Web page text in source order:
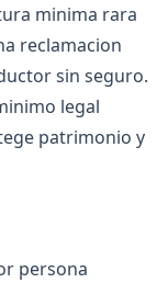
minima rara
reclamacion
sin seguro.
legal
patrimonio y
persona